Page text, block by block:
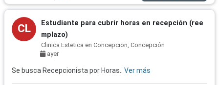
CL
Estudiante para cubrir horas en recepción (ree
mplazo)
Clinica Estetica en Concepcion, Concepción
ayer
Se busca Recepcionista por Horas.. Ver más